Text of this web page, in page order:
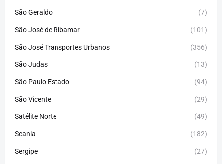
São Geraldo (7)
São José de Ribamar (101)
São José Transportes Urbanos (356)
São Judas (13)
São Paulo Estado (94)
São Vicente (29)
Satélite Norte (49)
Scania (182)
Sergipe (27)